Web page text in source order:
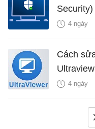
4 ngày
Cách
4 ngày